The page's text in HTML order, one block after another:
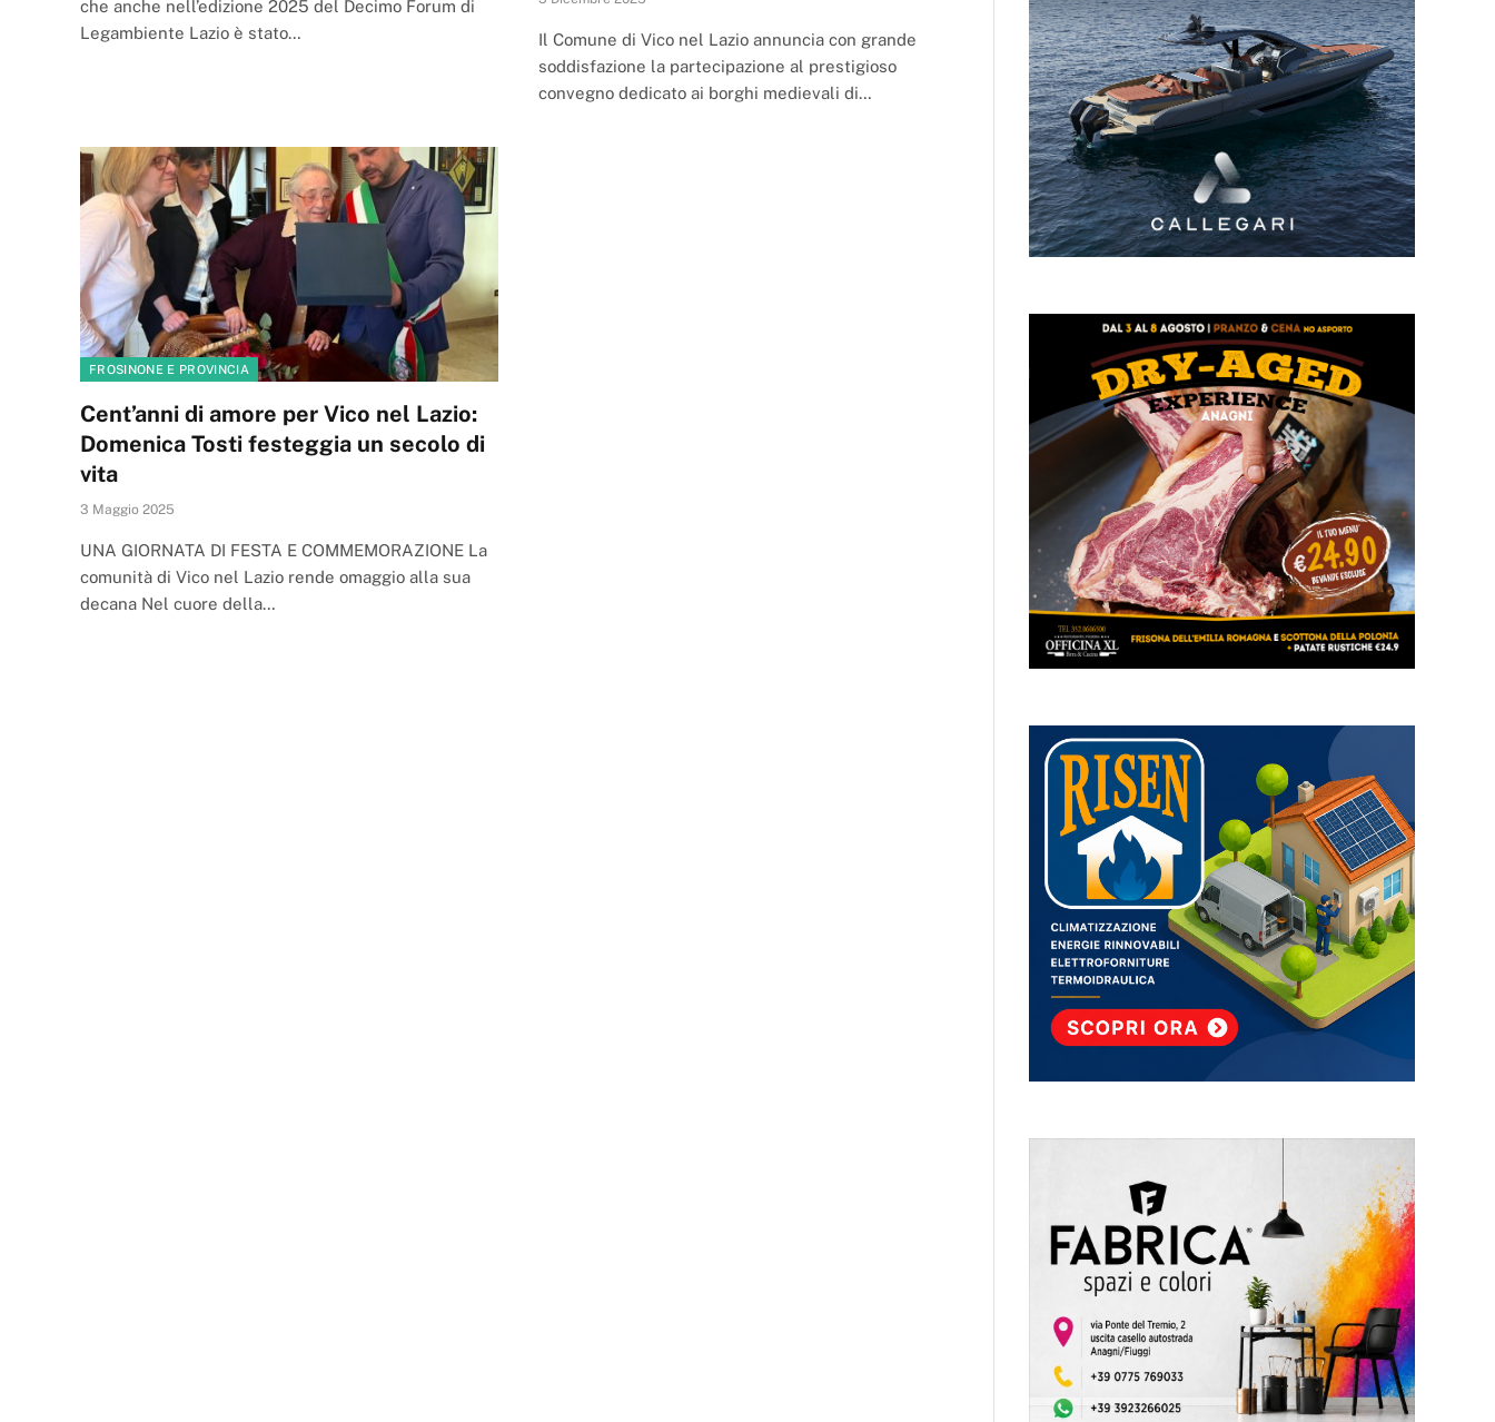
che anche nell’edizione 2025 del Decimo Forum di
Legambiente Lazio è stato…
Il Comune di Vico nel Lazio annuncia con grande
soddisfazione la partecipazione al prestigioso
convegno dedicato ai borghi medievali di…
FROSINONE E PROVINCIA
Cent’anni di amore per Vico nel Lazio:
Domenica Tosti festeggia un secolo di
vita
3 Maggio 2025
UNA GIORNATA DI FESTA E COMMEMORAZIONE La
comunità di Vico nel Lazio rende omaggio alla sua
decana Nel cuore della…